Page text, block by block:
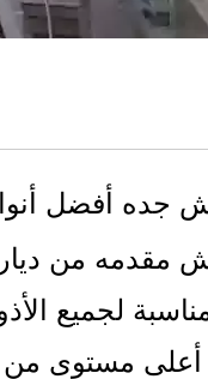
جده أفضل
مقدمه من
لجميع
مستوى من